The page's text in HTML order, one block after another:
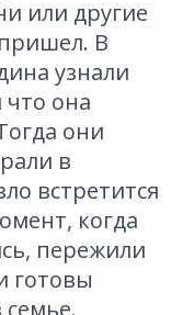
или другие
В
узнали
она
они
в
встретится
когда
пережили
готовы